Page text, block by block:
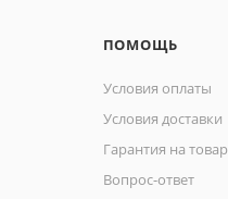
ПОМОЩЬ
Условия оплаты
Условия доставки
Гарантия на товар
Вопрос-ответ